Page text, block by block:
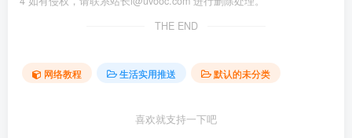
THE END
网络教程 生活实用推送 默认的未分类
喜欢就支持一下吧